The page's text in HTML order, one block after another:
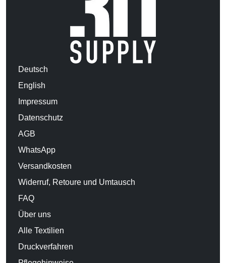
Deutsch
English
Impressum
Datenschutz
AGB
WhatsApp
Versandkosten
Widerruf, Retoure und Umtausch
FAQ
Über uns
Alle Textilien
Druckverfahren